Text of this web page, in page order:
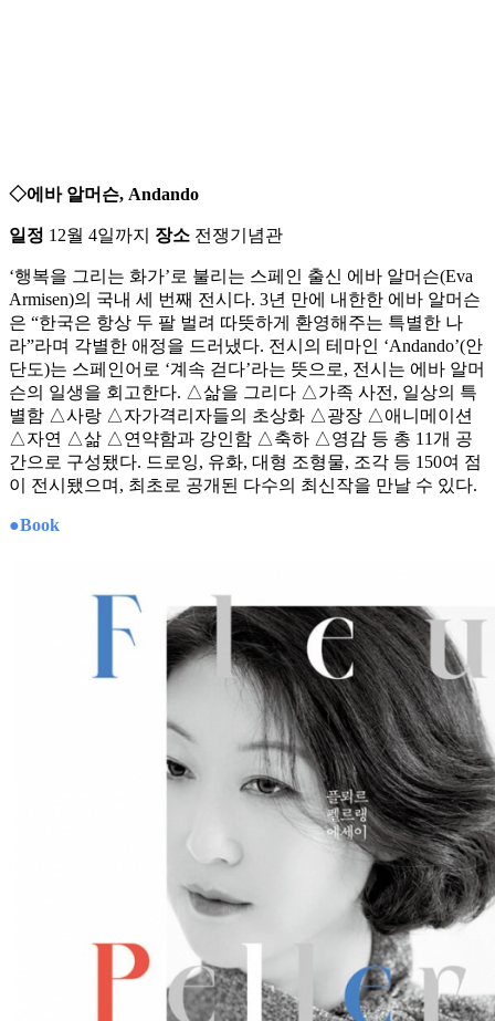
◇에바 알머슨, Andando
일정 12월 4일까지 장소 전쟁기념관
‘행복을 그리는 화가’로 불리는 스페인 출신 에바 알머슨(Eva
Armisen)의 국내 세 번째 전시다. 3년 만에 내한한 에바 알머슨
은 “한국은 항상 두 팔 벌려 따뜻하게 환영해주는 특별한 나
라”라며 각별한 애정을 드러냈다. 전시의 테마인 ‘Andando’(안
단도)는 스페인어로 ‘계속 걷다’라는 뜻으로, 전시는 에바 알머
슨의 일생을 회고한다. △삶을 그리다 △가족 사전, 일상의 특
별함 △사랑 △자가격리자들의 초상화 △광장 △애니메이션
△자연 △삶 △연약함과 강인함 △축하 △영감 등 총 11개 공
간으로 구성됐다. 드로잉, 유화, 대형 조형물, 조각 등 150여 점
이 전시됐으며, 최초로 공개된 다수의 최신작을 만날 수 있다.
●Book